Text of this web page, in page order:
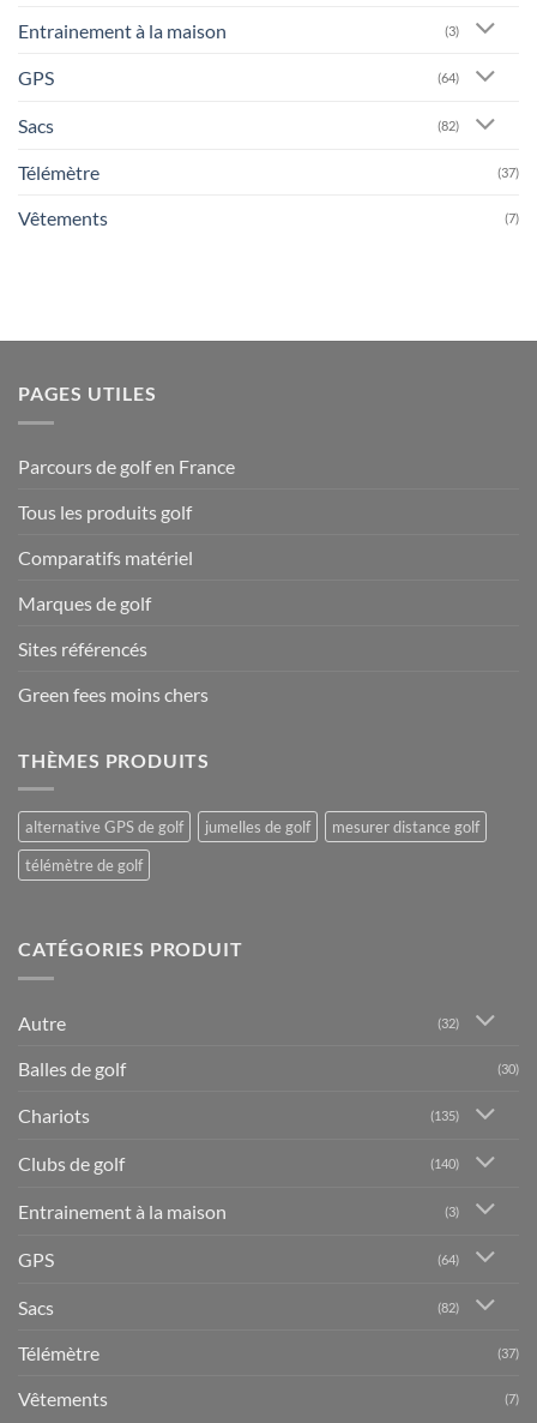
Entrainement à la maison (3)
GPS (64)
Sacs (82)
Télémètre (37)
Vêtements (7)
PAGES UTILES
Parcours de golf en France
Tous les produits golf
Comparatifs matériel
Marques de golf
Sites référencés
Green fees moins chers
THÈMES PRODUITS
alternative GPS de golf jumelles de golf
mesurer distance golf
télémètre de golf
CATÉGORIES PRODUIT
Autre (32)
Balles de golf (30)
Chariots (135)
Clubs de golf (140)
Entrainement à la maison (3)
GPS (64)
Sacs (82)
Télémètre (37)
Vêtements (7)